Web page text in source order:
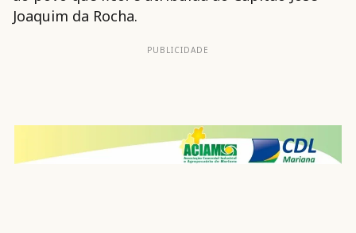
Joaquim da Rocha.
PUBLICIDADE